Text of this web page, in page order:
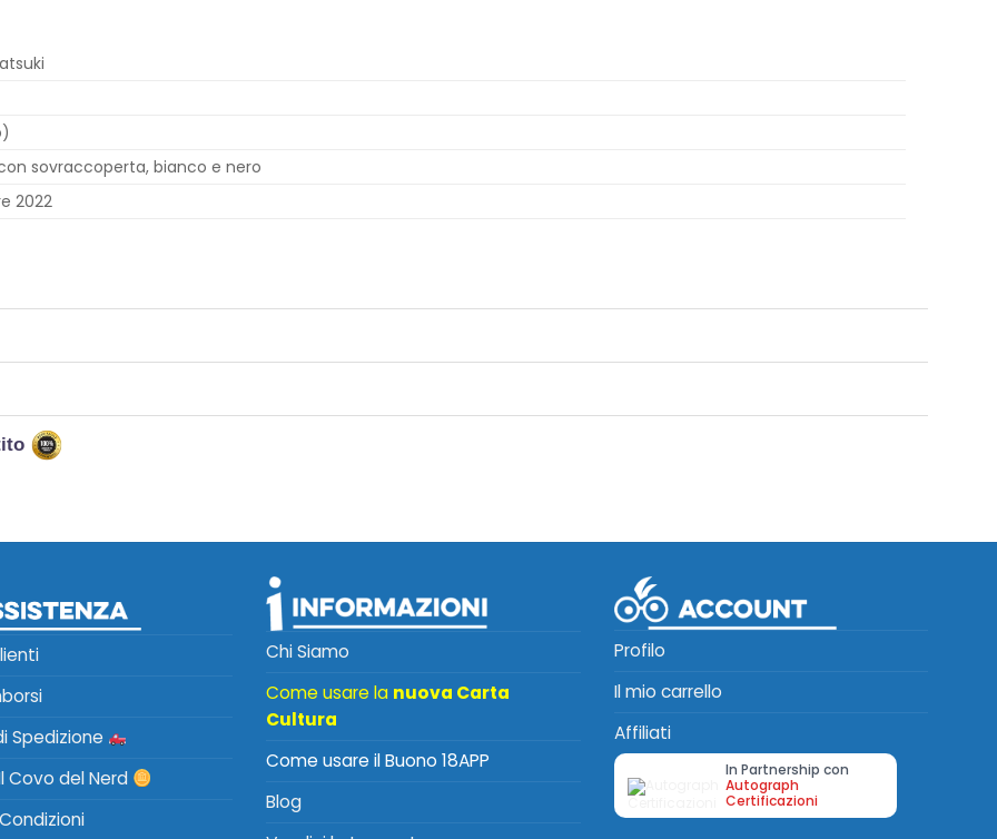
sovraccoperta, bianco e nero
2022
Spedizione
Covo del Nerd
Chi Siamo
Come usare la nuova Carta
Cultura
Come usare il Buono 18APP
Blog
Profilo
Il mio carrello
Affiliati
In Partnership con
Autograph
Certificazioni